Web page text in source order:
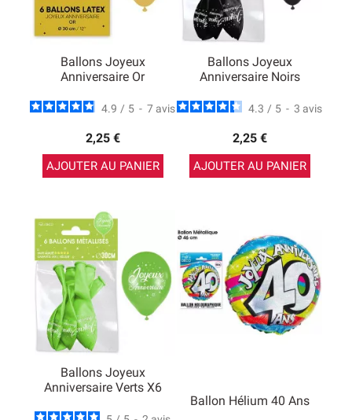
Ballons Joyeux
Anniversaire Or
4.9 / 5 - 7 avis
2,25 €
AJOUTER AU PANIER
Ballons Joyeux
Anniversaire Noirs
4.3 / 5 - 3 avis
2,25 €
AJOUTER AU PANIER
Ballons Joyeux
Anniversaire Verts X6
Ballon Hélium 40 Ans